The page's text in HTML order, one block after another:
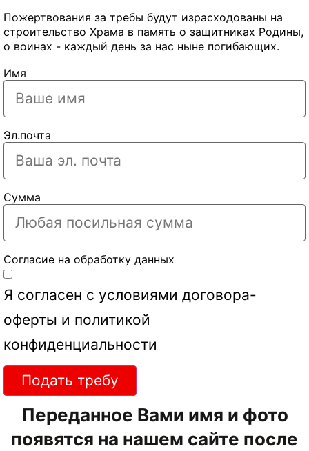
Пожертвования за требы будут израсходованы на
строительство Храма в память о защитниках Родины,
о воинах - каждый день за нас ныне погибающих.
Имя
Эл.почта
Сумма
Согласие на обработку данных
Я согласен с условиями договора-
оферты и политикой
конфиденциальности
Подать требу
Переданное Вами имя и фото
появятся на нашем сайте после